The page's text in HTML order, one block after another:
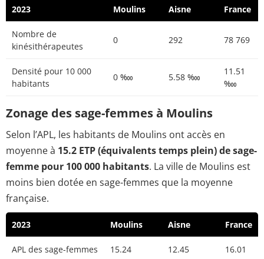
2023 Moulins Aisne France
Nombre de
kinésithérapeutes
0 292 78 769
Densité pour 10 000
habitants
0 ‱ 5.58 ‱
11.51
‱
Zonage des sage-femmes à Moulins
Selon l’APL, les habitants de Moulins ont accès en
moyenne à 15.2 ETP (équivalents temps plein) de sage-
femme pour 100 000 habitants. La ville de Moulins est
moins bien dotée en sage-femmes que la moyenne
française.
2023 Moulins Aisne France
APL des sage-femmes 15.24 12.45 16.01